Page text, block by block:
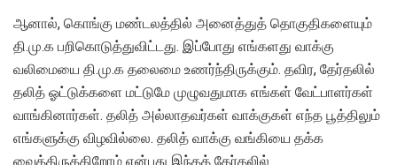
ஆனால், கொங்கு மண்டலத்தில் அனைத்துத் தொகுதிகளையும்
தி.மு.க பறிகொடுத்துவிட்டது. இப்போது எங்களது வாக்கு
வலிமையை தி.மு.க தலைமை உணர்ந்திருக்கும். தவிர, தேர்தலில்
தலித் ஓட்டுக்களை மட்டுமே முழுவதுமாக எங்கள் வேட்பாளர்கள்
வாங்கினார்கள். தலித் அல்லாதவர்கள் வாக்குகள் எந்த பூத்திலும்
எங்களுக்கு விழவில்லை. தலித் வாக்கு வங்கியை தக்க
வைத்திருக்கிறோம் என்பது இந்தத் தேர்தலில்